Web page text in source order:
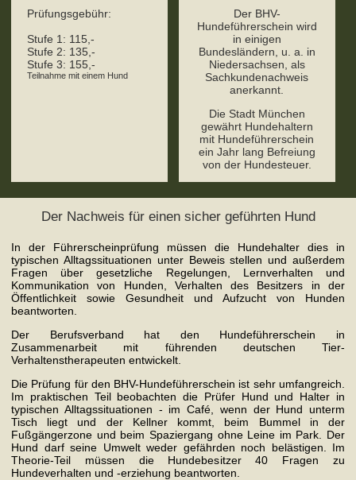
Prüfungsgebühr:
Stufe 1: 115,-
Stufe 2: 135,-
Stufe 3: 155,-
Teilnahme mit einem Hund
Der BHV-
Hundeführerschein wird
in einigen
Bundesländern, u. a. in
Niedersachsen, als
Sachkundenachweis
anerkannt.
Die Stadt München
gewährt Hundehaltern
mit Hundeführerschein
ein Jahr lang Befreiung
von der Hundesteuer.
Der Nachweis für einen sicher geführten Hund
In der Führerscheinprüfung müssen die Hundehalter dies in
typischen Alltagssituationen unter Beweis stellen und außerdem
Fragen über gesetzliche Regelungen, Lernverhalten und
Kommunikation von Hunden, Verhalten des Besitzers in der
Öffentlichkeit sowie Gesundheit und Aufzucht von Hunden
beantworten.
Der Berufsverband hat den Hundeführerschein in
Zusammenarbeit mit führenden deutschen Tier-
Verhaltenstherapeuten entwickelt.
Die Prüfung für den BHV-Hundeführerschein ist sehr umfangreich.
Im praktischen Teil beobachten die Prüfer Hund und Halter in
typischen Alltagssituationen - im Café, wenn der Hund unterm
Tisch liegt und der Kellner kommt, beim Bummel in der
Fußgängerzone und beim Spaziergang ohne Leine im Park. Der
Hund darf seine Umwelt weder gefährden noch belästigen. Im
Theorie-Teil müssen die Hundebesitzer 40 Fragen zu
Hundeverhalten und -erziehung beantworten.